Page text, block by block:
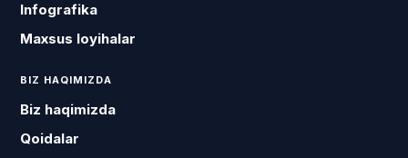
Infografika
Maxsus loyihalar
BIZ HAQIMIZDA
Biz haqimizda
Qoidalar